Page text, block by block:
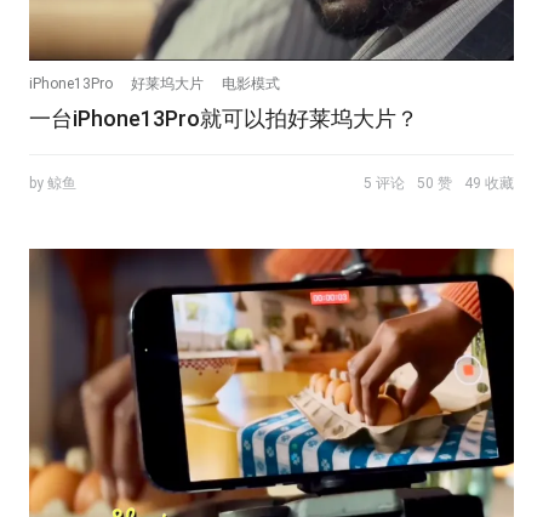
iPhone13Pro 好莱坞大片 电影模式
一台iPhone13Pro就可以拍好莱坞大片？
by 鲸鱼 5 评论 50 赞 49 收藏